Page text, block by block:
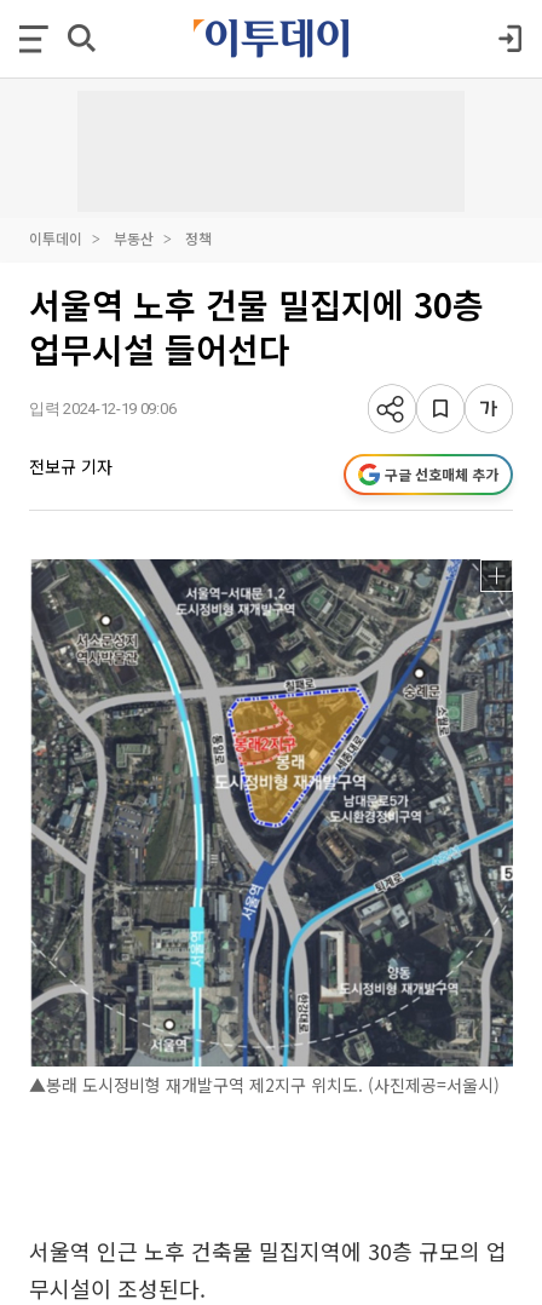
이투데이 부동산 정책
서울역 노후 건물 밀집지에 30층
업무시설 들어선다
입력 2024-12-19 09:06
전보규 기자 구글 선호매체 추가
▲봉래 도시정비형 재개발구역 제2지구 위치도. (사진제공=서울시)
서울역 인근 노후 건축물 밀집지역에 30층 규모의 업
무시설이 조성된다.